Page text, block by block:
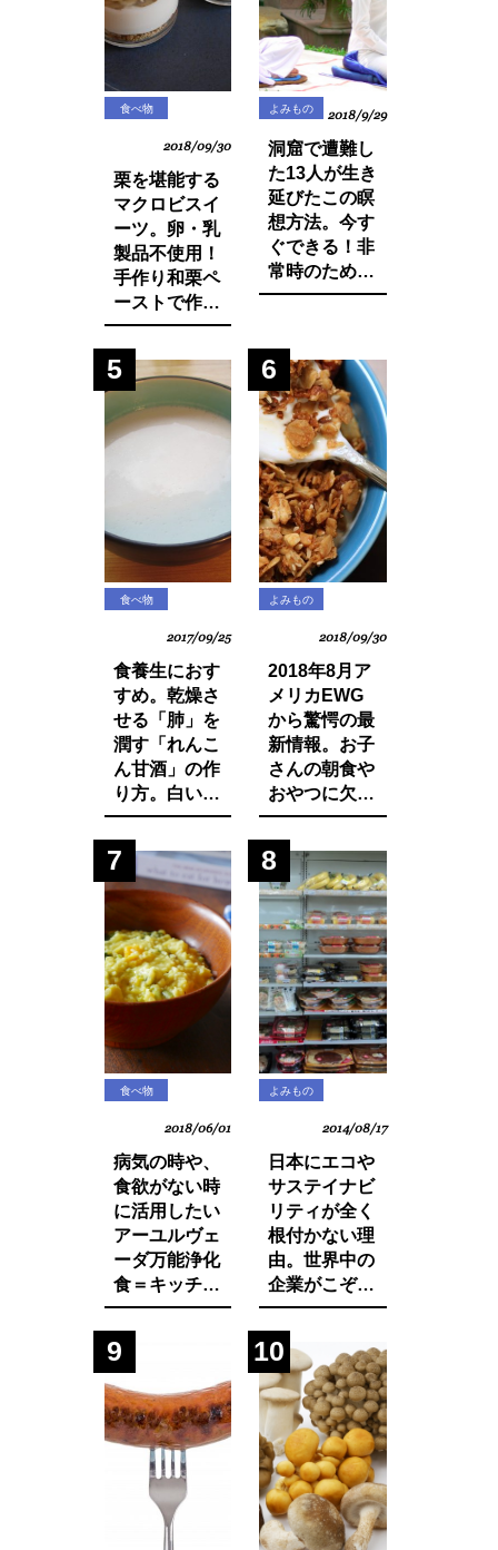
に・・？
食べ物
2018/09/30
栗を堪能する
マクロビスイ
ーツ。卵・乳
製品不使用！
手作り和栗ペ
ーストで作る
モンブランパ
フェの作り方
よみもの 2018/9/29
洞窟で遭難し
た13人が生き
延びたこの瞑
想方法。今す
ぐできる！非
常時のために
知っておきた
マネージ。
5
食べ物
2017/09/25
食養生におす
すめ。乾燥さ
せる「肺」を
潤す「れんこ
ん甘酒」の作
り方。白い食
材でカラダを
養おう。
6
よみもの
2018/09/30
2018年8月ア
メリカEWG
から驚愕の最
新情報。お子
さんの朝食や
おやつに欠か
せないシリア
ルから大量の
発がん性物質
グリホサート
が検出！
7
食べ物
2018/06/01
病気の時や、
食欲がない時
に活用したい
アーユルヴェ
ーダ万能浄化
食＝キッチャ
リーの作り方
8
よみもの
2014/08/17
日本にエコや
サステイナビ
リティが全く
根付かない理
由。世界中の
企業がこぞっ
て取り組む
SDGsへの遅
れ。それは日
本人・日本企
業と政府の意
識の低さにあ
った！
9 10